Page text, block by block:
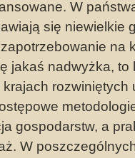
W
się niewielkie
na
jakaś nadwyżka, to
rozwiniętych
gospodarstw, a
W